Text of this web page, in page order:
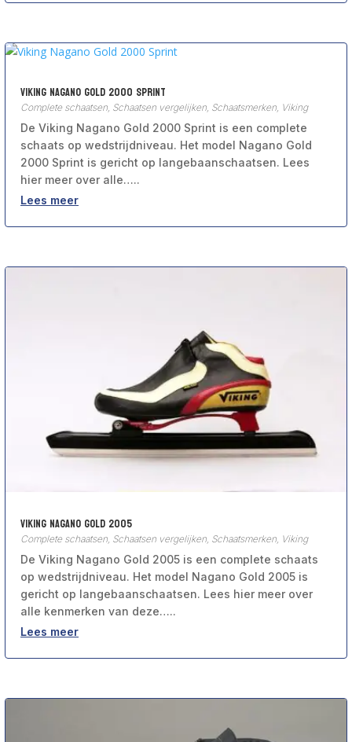
Viking Nagano Gold 2000 Sprint
Complete schaatsen, Schaatsen vergelijken, Schaatsmerken, Viking
De Viking Nagano Gold 2000 Sprint is een complete
schaats op wedstrijdniveau. Het model Nagano Gold
2000 Sprint is gericht op langebaanschaatsen. Lees
hier meer over alle…..
Lees meer
Viking Nagano Gold 2005
Complete schaatsen, Schaatsen vergelijken, Schaatsmerken, Viking
De Viking Nagano Gold 2005 is een complete schaats
op wedstrijdniveau. Het model Nagano Gold 2005 is
gericht op langebaanschaatsen. Lees hier meer over
alle kenmerken van deze…..
Lees meer